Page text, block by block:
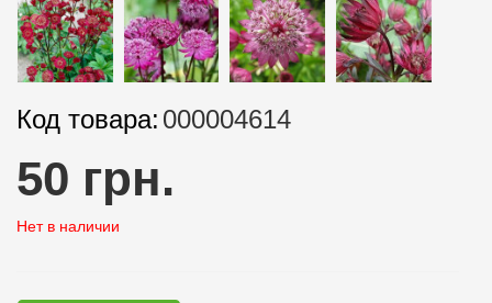
Код товара: 000004614
50 грн.
Нет в наличии